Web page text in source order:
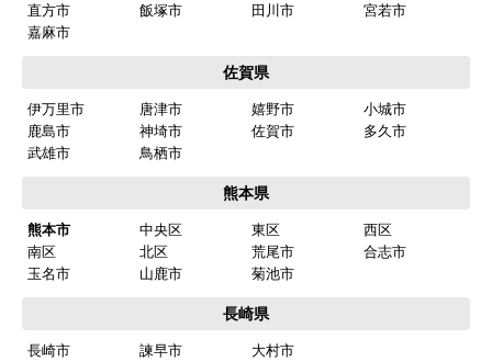
直方市
飯塚市 田川市
宮若市
嘉麻市
佐賀県
伊万里市 唐津市 嬉野市
小城市
鹿島市
神埼市 佐賀市
多久市
武雄市
鳥栖市
熊本県
熊本市 中央区 東区
西区
南区
北区 荒尾市
合志市
玉名市
山鹿市 菊池市
長崎県
長崎市 諫早市 大村市